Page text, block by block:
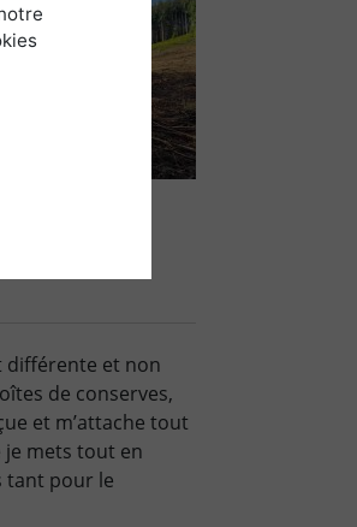
différente et non
de conserves,
et m’attache tout
je mets tout en
tant pour le